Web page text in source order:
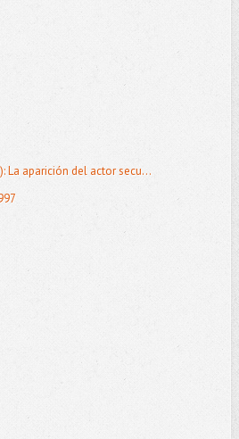
La aparición del actor secu...